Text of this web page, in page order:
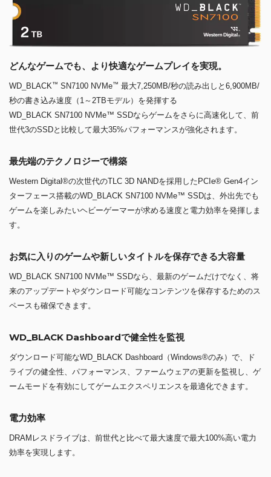
どんなゲームでも、より快適なゲームプレイを実現。
WD_BLACK™ SN7100 NVMe™ 最大7,250MB/秒の読み出しと6,900MB/
秒の書き込み速度（1～2TBモデル）を発揮する
WD_BLACK SN7100 NVMe™ SSDならゲームをさらに高速化して、前
世代3のSSDと比較して最大35%パフォーマンスが強化されます。
最先端のテクノロジーで構築
Western Digital®の次世代のTLC 3D NANDを採用したPCIe® Gen4イン
ターフェース搭載のWD_BLACK SN7100 NVMe™ SSDは、外出先でも
ゲームを楽しみたいヘビーゲーマーが求める速度と電力効率を発揮しま
す。
お気に入りのゲームや新しいタイトルを保存できる大容量
WD_BLACK SN7100 NVMe™ SSDなら、最新のゲームだけでなく、将
来のアップデートやダウンロード可能なコンテンツを保存するためのス
ペースも確保できます。
WD_BLACK Dashboardで健全性を監視
ダウンロード可能なWD_BLACK Dashboard（Windows®のみ）で、ド
ライブの健全性、パフォーマンス、ファームウェアの更新を監視し、ゲ
ームモードを有効にしてゲームエクスペリエンスを最適化できます。
電力効率
DRAMレスドライブは、前世代と比べて最大速度で最大100%高い電力
効率を実現します。